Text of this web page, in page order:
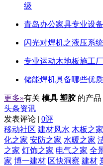
级
青岛办公家具专业设
闪光对焊机之液压系
专业运动木地板施工
储能焊机具备哪些优
更多»有关 模具 塑胶 的产品
头条资讯
发表评论 | 0评
移动社区 建材风水 木板之家
化之家 安防之家 水暖之家
之家 灯饰之家 电气之家 全
家 博一建材 区快洞察 建材